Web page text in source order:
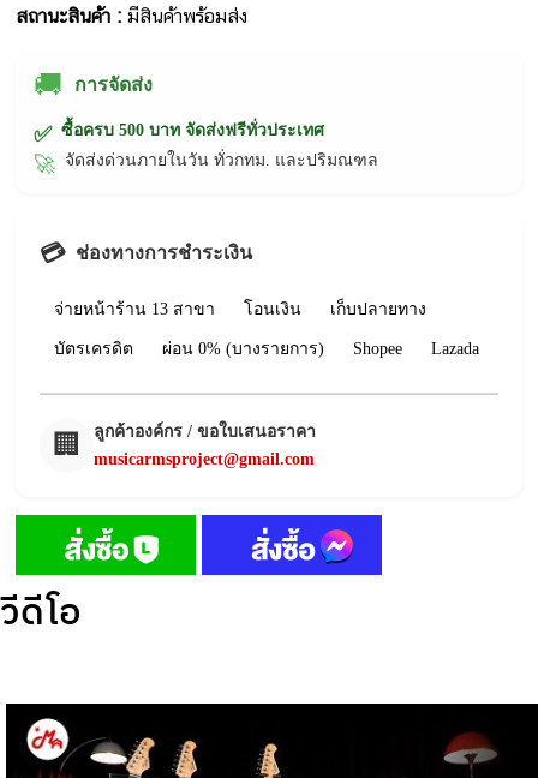
สถานะสินค้า :มีสินค้าพร้อมส่ง
🚚 การจัดส่ง
✅ ซื้อครบ 500 บาท จัดส่งฟรีทั่วประเทศ
🚀 จัดส่งด่วนภายในวัน ทั่วกทม. และปริมณฑล
💳 ช่องทางการชำระเงิน
จ่ายหน้าร้าน 13 สาขา โอนเงิน เก็บปลายทาง
บัตรเครดิต ผ่อน 0% (บางรายการ) Shopee Lazada
🏢
ลูกค้าองค์กร / ขอใบเสนอราคา
musicarmsproject@gmail.com
วีดีโอ